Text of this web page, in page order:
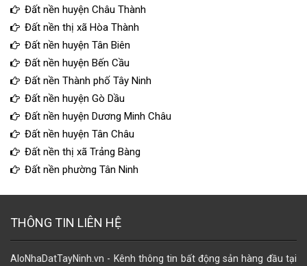
Đất nền huyện Châu Thành
Đất nền thị xã Hòa Thành
Đất nền huyện Tân Biên
Đất nền huyện Bến Cầu
Đất nền Thành phố Tây Ninh
Đất nền huyện Gò Dầu
Đất nền huyện Dương Minh Châu
Đất nền huyện Tân Châu
Đất nền thị xã Trảng Bàng
Đất nền phường Tân Ninh
THÔNG TIN LIÊN HỆ
AloNhaDatTayNinh.vn - Kênh thông tin bất động sản hàng đầu tại